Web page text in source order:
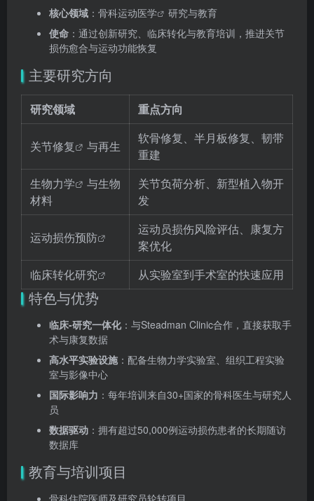
核心领域 ： 骨科运动医学
研究与教育
使命 ：通过创新研究、临床转化与教育培训，推进关节
损伤愈合与运动功能恢复
主要研究方向
研究领域 重点方向
关节修复 与再生
软骨修复、半月板修复、韧带
重建
生物力学
与生物
材料
关节负荷分析、新型植入物开
发
运动损伤预防
运动员损伤风险评估、康复方
案优化
临床转化研究
从实验室到手术室的快速应用
特色与优势
临床-研究一体化：与Steadman Clinic合作，直接获取手
术与康复数据
高水平实验设施 ：配备生物力学实验室、组织工程实验
室与影像中心
国际影响力 ：每年培训来自30+国家的骨科医生与研究人
员
数据驱动 ：拥有超过50,000例运动损伤患者的长期随访
数据库
教育与培训项目
骨科住院医师及研究员轮转项目